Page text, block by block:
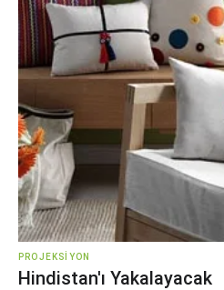
PROJEKSIYON
Hindistan'ı Yakalayacak